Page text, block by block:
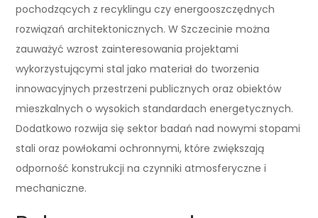
pochodzących z recyklingu czy energooszczędnych
rozwiązań architektonicznych. W Szczecinie można
zauważyć wzrost zainteresowania projektami
wykorzystującymi stal jako materiał do tworzenia
innowacyjnych przestrzeni publicznych oraz obiektów
mieszkalnych o wysokich standardach energetycznych.
Dodatkowo rozwija się sektor badań nad nowymi stopami
stali oraz powłokami ochronnymi, które zwiększają
odporność konstrukcji na czynniki atmosferyczne i
mechaniczne.